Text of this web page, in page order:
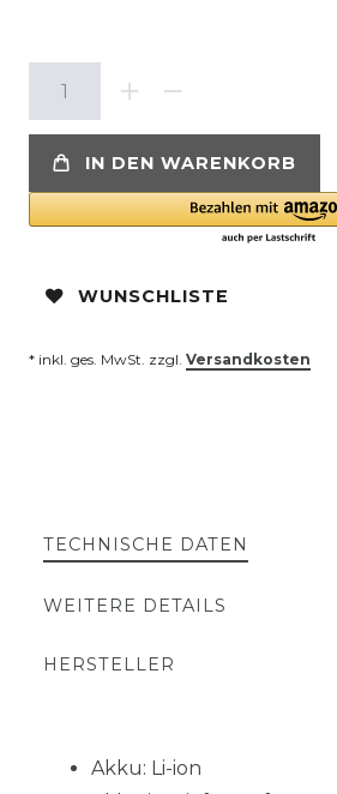
IN DEN WARENKORB
WUNSCHLISTE
* inkl. ges. MwSt. zzgl. Versandkosten
TECHNISCHE DATEN
WEITERE DETAILS
HERSTELLER
Akku: Li-ion